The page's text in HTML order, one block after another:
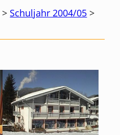
> Schuljahr 2004/05 >